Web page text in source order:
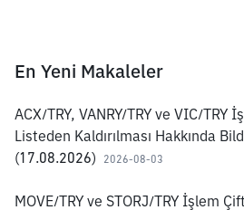
En Yeni Makaleler
ACX/TRY, VANRY/TRY ve VIC/TRY
Listeden Kaldırılması Hakkında
(17.08.2026)
2026-08-03
MOVE/TRY ve STORJ/TRY İşlem